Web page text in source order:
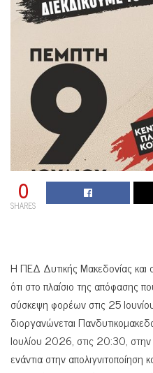
0
SHARES
Η ΠΕΔ Δυτικής Μακεδονίας
ότι στο πλαίσιο της απόφασης
σύσκεψη φορέων στις 25
διοργανώνεται
Ιουλίου 2026, στις 20:30,
ενάντια στην